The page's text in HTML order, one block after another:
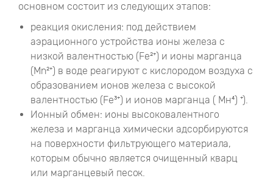
основном состоит из следующих этапов:
реакция окисления: под действием
аэрационного устройства ионы железа с
низкой валентностью (Fe²⁺) и ионы марганца
(Mn²⁺) в воде реагируют с кислородом воздуха с
образованием ионов железа с высокой
валентностью (Fe³⁺) и ионов марганца ( Мн⁴) ⁺).
Ионный обмен: ионы высоковалентного
железа и марганца химически адсорбируются
на поверхности фильтрующего материала,
которым обычно является очищенный кварц
или марганцевый песок.